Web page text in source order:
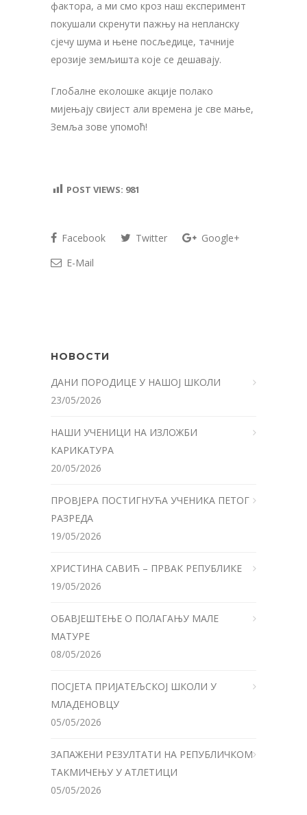
фактора, а ми смо кроз наш експеримент
покушали скренути пажњу на непланску
сјечу шума и њене посљедице, тачније
ерозије земљишта које се дешавају.
Глобалне еколошке акције полако
мијењају свијест али времена је све мање,
Земља зове упомоћ!
POST VIEWS: 981
Facebook Twitter
Google+
E-Mail
НОВОСТИ
ДАНИ ПОРОДИЦЕ У НАШОЈ ШКОЛИ
23/05/2026
НАШИ УЧЕНИЦИ НА ИЗЛОЖБИ
КАРИКАТУРА
20/05/2026
ПРОВЈЕРА ПОСТИГНУЋА УЧЕНИКА ПЕТОГ
РАЗРЕДА
19/05/2026
ХРИСТИНА САВИЋ – ПРВАК РЕПУБЛИКЕ
19/05/2026
ОБАВЈЕШТЕЊЕ О ПОЛАГАЊУ МАЛЕ
МАТУРЕ
08/05/2026
ПОСЈЕТА ПРИЈАТЕЉСКОЈ ШКОЛИ У
МЛАДЕНОВЦУ
05/05/2026
ЗАПАЖЕНИ РЕЗУЛТАТИ НА РЕПУБЛИЧКОМ
ТАКМИЧЕЊУ У АТЛЕТИЦИ
05/05/2026